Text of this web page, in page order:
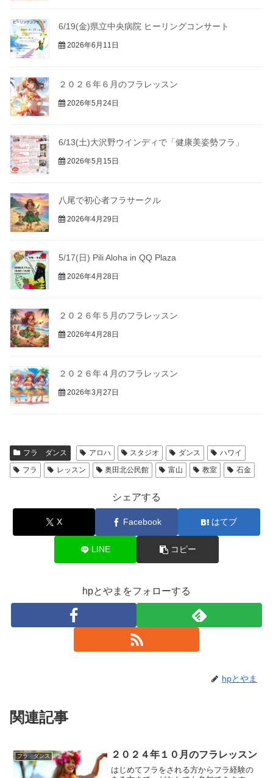
6/19(金)県立中央病院 ヒーリングコンサート
2026年6月11日
２０２６年６月のフラレッスン
2026年5月24日
6/13(土)大沢野ウインディで「健康美姿勢フラ」
2026年5月15日
八尾で初心者フラサークル
2026年4月29日
5/17(日) Pili Aloha in QQ Plaza
2026年4月28日
２０２６年５月のフラレッスン
2026年4月28日
２０２６年４月のフラレッスン
2026年3月27日
フラ ダンス アロハ スタジオ ダンス
ハワイ
フラ
レッスン 奥田北公民館 富山 教室 石金
シェアする
X Facebook はてブ
LINE コピー
hpとやまをフォローする
hpとやま
関連記事
フラ ダンス ２０２４年１０月のフラレッスン
はじめてフラをされる方からフラ経験の